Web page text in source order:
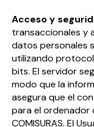
Acceso y
transaccionales y
datos personales
utilizando
bits. El servidor
modo que la
asegura que el
para el ordenador
COMISURAS. El